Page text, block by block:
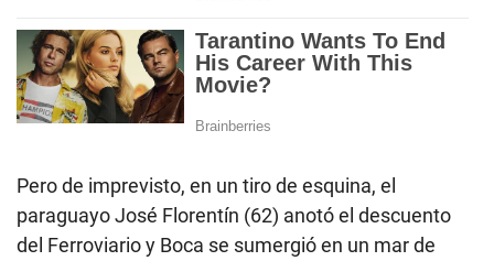
Pero de imprevisto, en un tiro de esquina, el
paraguayo José Florentín (62) anotó el descuento
del Ferroviario y Boca se sumergió en un mar de